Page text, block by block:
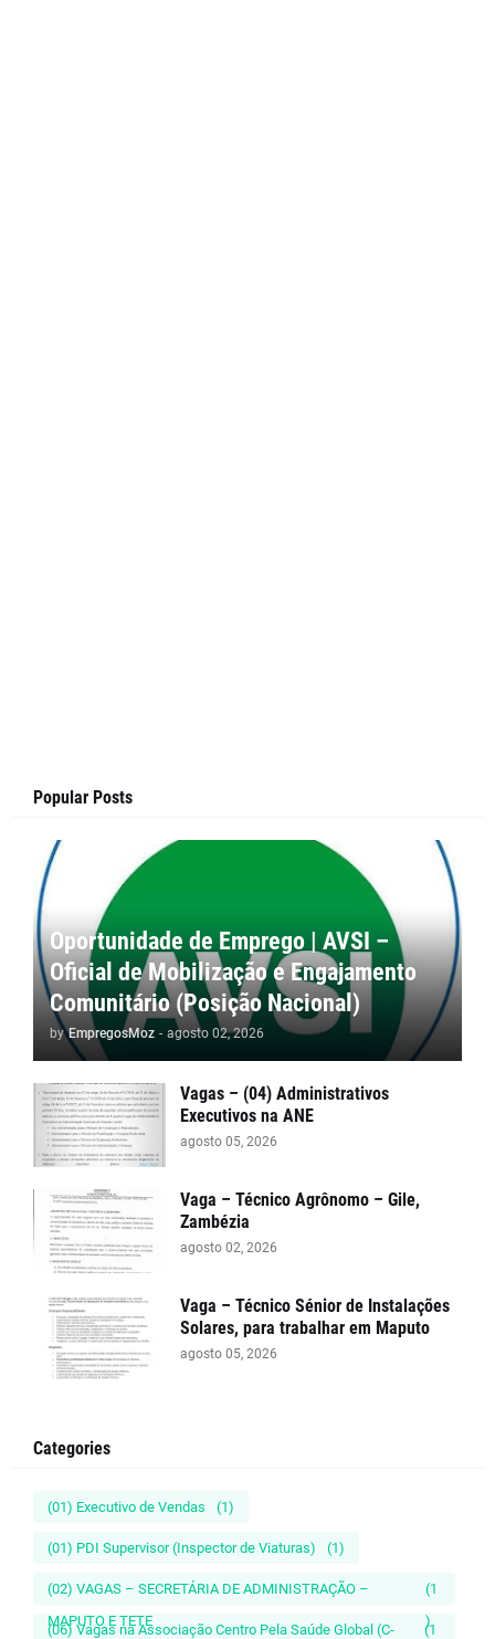
Popular Posts
Oportunidade de Emprego | AVSI –
Oficial de Mobilização e Engajamento
Comunitário (Posição Nacional)
by EmpregosMoz - agosto 02, 2026
Vagas – (04) Administrativos
Executivos na ANE
agosto 05, 2026
Vaga – Técnico Agrônomo – Gile,
Zambézia
agosto 02, 2026
Vaga – Técnico Sénior de Instalações
Solares, para trabalhar em Maputo
agosto 05, 2026
Categories
(01) Executivo de Vendas (1)
(01) PDI Supervisor (Inspector de Viaturas) (1)
(02) VAGAS – SECRETÁRIA DE ADMINISTRAÇÃO –
MAPUTO E TETE
(1
)
(06) Vagas na Associação Centro Pela Saúde Global (C-
(1